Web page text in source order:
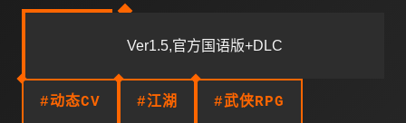
Ver1.5,官方国语版+DLC
#动态CV #江湖 #武侠RPG